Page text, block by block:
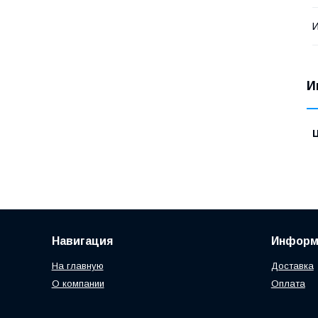
Навигация
На главную
О компании
Доставка
Оплата